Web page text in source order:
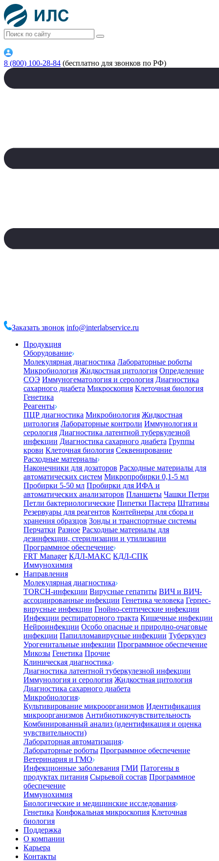
8 (800) 100-28-84 (бесплатно для звонков по РФ)
Заказать звонок info@interlabservice.ru
Продукция
Оборудование
Молекулярная диагностика Лабораторные роботы
Микробиология Жидкостная цитология Определение
СОЭ Иммуногематология и серология Диагностика
сахарного диабета Микроскопия Клеточная биология
Генетика
Реагенты
ПЦР диагностика Микробиология Жидкостная
цитология Лабораторные контроли Иммунология и
серология Диагностика латентной туберкулезной
инфекции Диагностика сахарного диабета Группы
крови Клеточная биология Секвенирование
Расходные материалы
Наконечники для дозаторов Расходные материалы для
автоматических систем Микропробирки 0,1-5 мл
Пробирки 5-50 мл Пробирки для ИФА и
автоматических анализаторов Планшеты Чашки Петри
Петли бактериологические Пипетки Пастера Штативы
Резервуары для реагентов Контейнеры для сбора и
хранения образцов Зонды и транспортные системы
Перчатки Разное Расходные материалы для
дезинфекции, стерилизации и утилизации
Программное обеспечение
FRT Manager КДЛ-МАКС КДЛ-СПК
Иммунохимия
Направления
Молекулярная диагностика
TORCH-инфекции Вирусные гепатиты ВИЧ и ВИЧ-
ассоциированные инфекции Генетика человека Герпес-
вирусные инфекции Гнойно-септические инфекции
Инфекции респираторного тракта Кишечные инфекции
Нейроинфекции Особо опасные и природно-очаговые
инфекции Папилломавирусные инфекции Туберкулез
Урогенитальные инфекции Программное обеспечение
Микозы Генетика Прочие
Клиническая диагностика
Диагностика латентной туберкулезной инфекции
Иммунология и серология Жидкостная цитология
Диагностика сахарного диабета
Микробиология
Культивирование микроорганизмов Идентификация
микроорганизмов Антибиотикочувствительность
Комбинированный анализ (идентификация и оценка
чувствительности)
Лабораторная автоматизация
Лабораторные роботы Программное обеспечение
Ветеринария и ГМО
Инфекционные заболевания ГМИ Патогены в
продуктах питания Сырьевой состав Программное
обеспечение
Иммунохимия
Биологические и медицинские исследования
Генетика Конфокальная микроскопия Клеточная
биология
Поддержка
О компании
Карьера
Контакты